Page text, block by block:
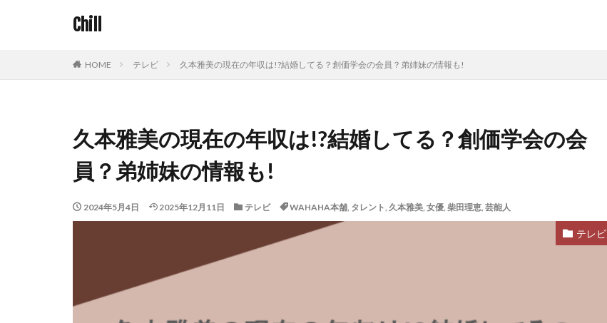
Chill
HOME テレビ 久本雅美の現在の年収は!?結婚してる？創価学会の会員？弟姉妹の情報も!
久本雅美の現在の年収は!?結婚してる？創価学会の会
員？弟姉妹の情報も!
2024年5月4日 2025年12月11日 テレビ WAHAHA本舗, タレント, 久本雅美, 女優, 柴田理恵, 芸能人
テレビ